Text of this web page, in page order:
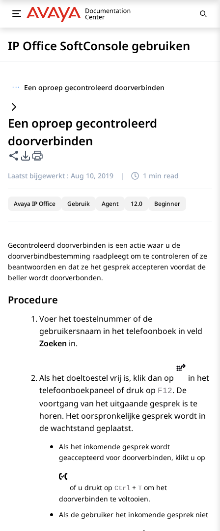
IP Office SoftConsole gebruiken
··· Een oproep gecontroleerd doorverbinden
Een oproep gecontroleerd
doorverbinden
Deze pagina delen
Opties voor PDF exporteren
Laatst bijgewerkt : Aug 10, 2019 | 1 min read
Avaya IP Office Gebruik Agent 12.0 Beginner
Gecontroleerd doorverbinden is een actie waar u de
doorverbindbestemming raadpleegt om te controleren of ze
beantwoorden en dat ze het gesprek accepteren voordat de
beller wordt doorverbonden.
Procedure
Voer het toestelnummer of de
gebruikersnaam in het telefoonboek in veld
Zoeken in.
Als het doeltoestel vrij is, klik dan op
in het
telefoonboekpaneel of druk op F12. De
voortgang van het uitgaande gesprek is te
horen. Het oorspronkelijke gesprek wordt in
de wachtstand geplaatst.
Als het inkomende gesprek wordt
geaccepteerd voor doorverbinden, klikt u op
of u drukt opCtrl +T om het
doorverbinden te voltooien.
Als de gebruiker het inkomende gesprek niet